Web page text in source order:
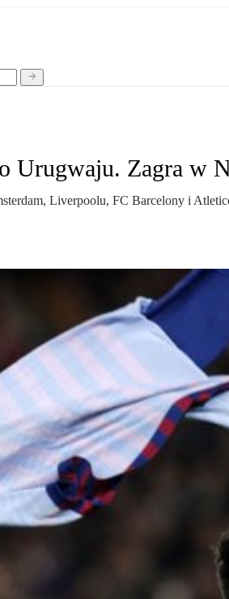
Urugwaju. Zagra w
Liverpoolu, FC Barcelony i